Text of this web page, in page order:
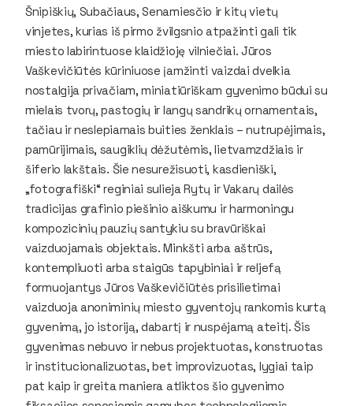
Šnipiškių, Subačiaus, Senamiesčio ir kitų vietų
vinjetes, kurias iš pirmo žvilgsnio atpažinti gali tik
miesto labirintuose klaidžioję vilniečiai. Jūros
Vaškevičiūtės kūriniuose įamžinti vaizdai dvelkia
nostalgija privačiam, miniatiūriškam gyvenimo būdui su
mielais tvorų, pastogių ir langų sandrikų ornamentais,
tačiau ir neslepiamais buities ženklais – nutrupėjimais,
pamūrijimais, saugiklių dėžutėmis, lietvamzdžiais ir
šiferio lakštais. Šie nesurežisuoti, kasdieniški,
„fotografiški“ reginiai sulieja Rytų ir Vakarų dailės
tradicijas grafinio piešinio aiškumu ir harmoningu
kompozicinių pauzių santykiu su bravūriškai
vaizduojamais objektais. Minkšti arba aštrūs,
kontempliuoti arba staigūs tapybiniai ir reljefą
formuojantys Jūros Vaškevičiūtės prisilietimai
vaizduoja anoniminių miesto gyventojų rankomis kurtą
gyvenimą, jo istoriją, dabartį ir nuspėjamą ateitį. Šis
gyvenimas nebuvo ir nebus projektuotas, konstruotas
ir institucionalizuotas, bet improvizuotas, lygiai taip
pat kaip ir greita maniera atliktos šio gyvenimo